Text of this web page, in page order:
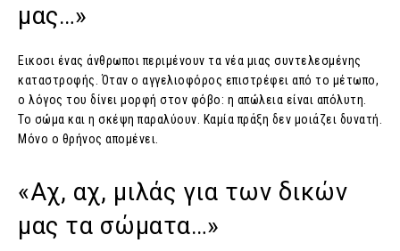
μας…»
Εικοσι ένας άνθρωποι περιμένουν τα νέα μιας συντελεσμένης
καταστροφής. Όταν ο αγγελιοφόρος επιστρέφει από το μέτωπο,
ο λόγος του δίνει μορφή στον φόβο: η απώλεια είναι απόλυτη.
Το σώμα και η σκέψη παραλύουν. Καμία πράξη δεν μοιάζει δυνατή.
Μόνο ο θρήνος απομένει.
«Αχ, αχ, μιλάς για των δικών
μας τα σώματα…»